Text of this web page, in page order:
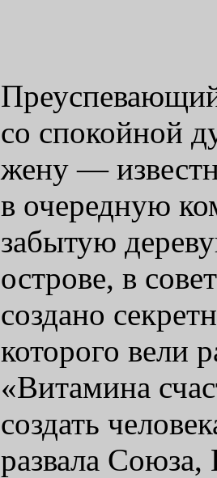
со спокойной
жену —
в очередную
забытую
острове, в
создано
которого вели
«Витамина
создать
развала